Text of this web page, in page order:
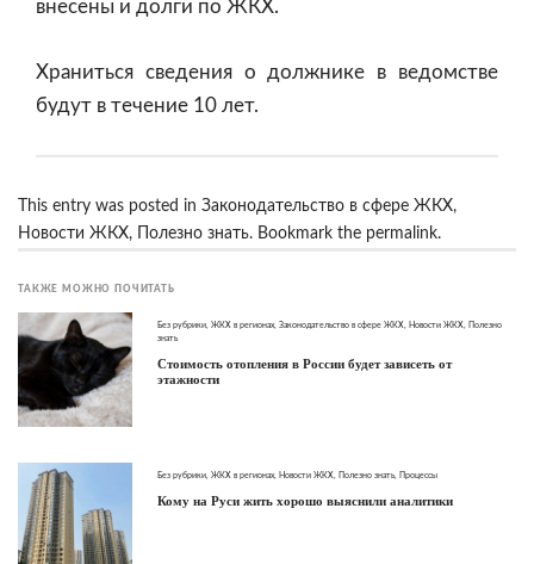
внесены и долги по ЖКХ.
Храниться сведения о должнике в ведомстве
будут в течение 10 лет.
This entry was posted in Законодательство в сфере ЖКХ,
Новости ЖКХ, Полезно знать. Bookmark the permalink.
ТАКЖЕ МОЖНО ПОЧИТАТЬ
Без рубрики ЖКХ в регионах Законодательство в сфере ЖКХ Новости ЖКХ
Полезно
знать
Стоимость отопления в России будет зависеть от
этажности
Без рубрики ЖКХ в регионах Новости ЖКХ Полезно знать, Процессы
Кому на Руси жить хорошо выяснили аналитики